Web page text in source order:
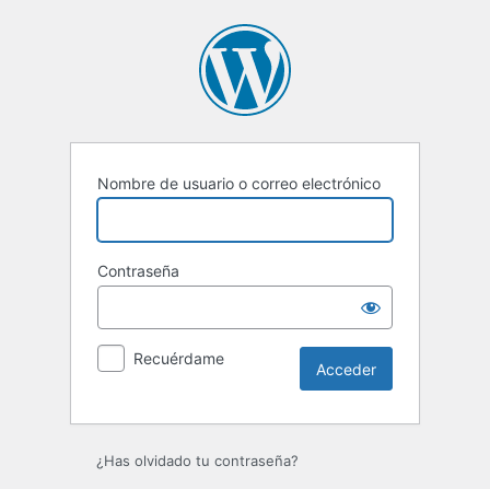
Nombre de usuario o correo electrónico
Contraseña
Recuérdame
¿Has olvidado tu contraseña?